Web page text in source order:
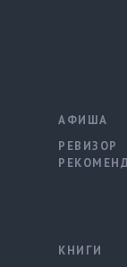
АФИША
РЕВИЗОР
КНИГИ